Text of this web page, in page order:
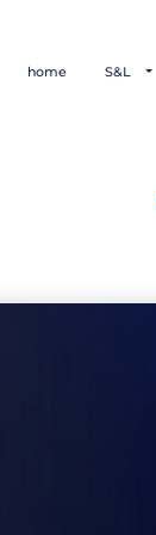
home S&L